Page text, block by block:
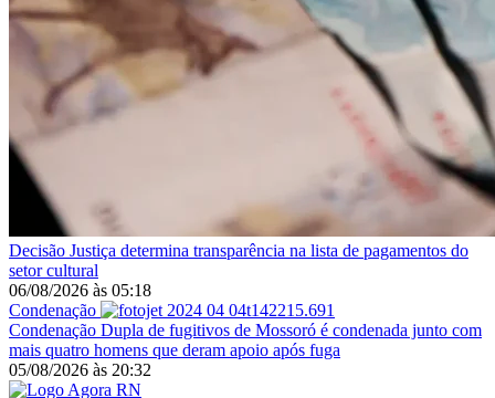
Decisão Justiça determina transparência na lista de pagamentos do
setor cultural
06/08/2026 às 05:18
Condenação
Condenação Dupla de fugitivos de Mossoró é condenada junto com
mais quatro homens que deram apoio após fuga
05/08/2026 às 20:32